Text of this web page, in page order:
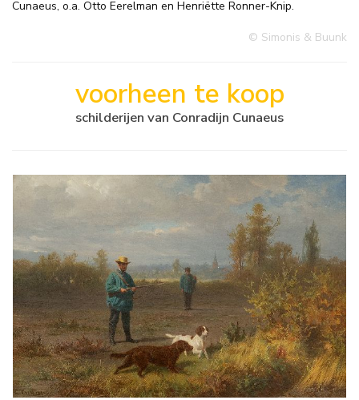
Cunaeus, o.a. Otto Eerelman en Henriëtte Ronner-Knip.
© Simonis & Buunk
voorheen te koop
schilderijen van Conradijn Cunaeus